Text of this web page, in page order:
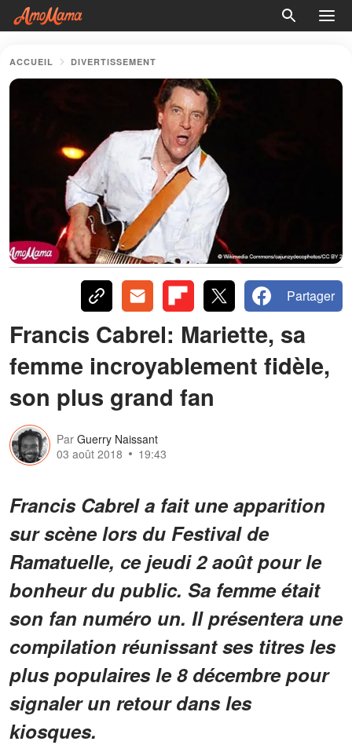
ACCUEIL DIVERTISSEMENT
Partager
Francis Cabrel: Mariette, sa
femme incroyablement fidèle,
son plus grand fan
Par Guerry Naissant
03 août 2018
19:43
Francis Cabrel a fait une apparition
sur scène lors du Festival de
Ramatuelle, ce jeudi 2 août pour le
bonheur du public. Sa femme était
son fan numéro un. Il présentera une
compilation réunissant ses titres les
plus populaires le 8 décembre pour
signaler un retour dans les
kiosques.